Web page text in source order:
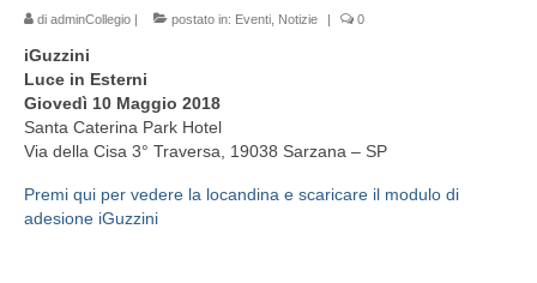
Contatti
Servizi agli iscritti
EPPI (Previdenza P. I.)
Offerta Formativa
di adminCollegio | postato in: Eventi Notizie | 0
iGuzzini
Luce in Esterni
Giovedì 10 Maggio 2018
Santa Caterina Park Hotel
Via della Cisa 3° Traversa, 19038 Sarzana – SP
Premi qui per vedere la locandina e scaricare il modulo di
adesione iGuzzini